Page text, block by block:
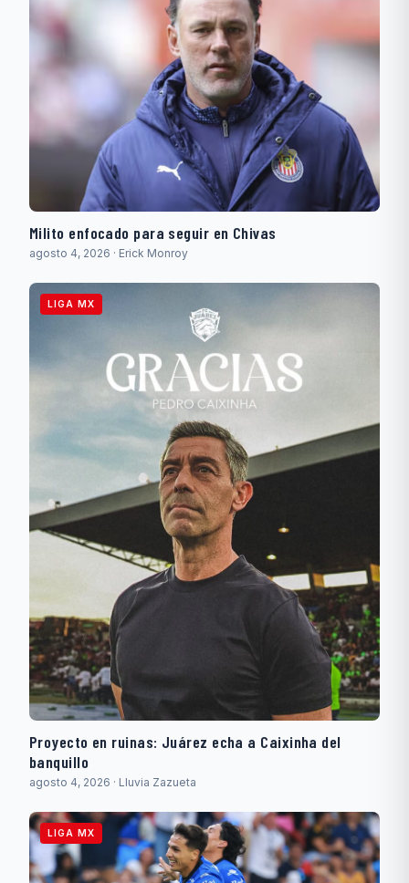
Milito enfocado para seguir en Chivas
agosto 4, 2026 · Erick Monroy
LIGA MX
Proyecto en ruinas: Juárez echa a Caixinha del
banquillo
agosto 4, 2026 · Lluvia Zazueta
LIGA MX